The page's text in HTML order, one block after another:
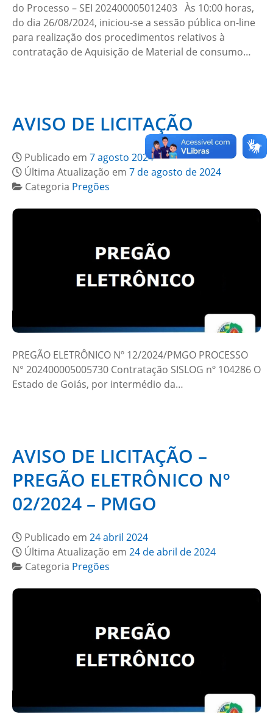
do Processo – SEI 202400005012403 Às 10:00 horas,
do dia 26/08/2024, iniciou-se a sessão pública on-line
para realização dos procedimentos relativos à
contratação de Aquisição de Material de consumo…
AVISO DE LICITAÇÃO
Publicado em 7 agosto 2024
Última Atualização em 7 de agosto de 2024
Categoria Pregões
PREGÃO ELETRÔNICO Nº 12/2024/PMGO PROCESSO
N° 202400005005730 Contratação SISLOG nº 104286 O
Estado de Goiás, por intermédio da…
AVISO DE LICITAÇÃO –
PREGÃO ELETRÔNICO Nº
02/2024 – PMGO
Publicado em 24 abril 2024
Última Atualização em 24 de abril de 2024
Categoria Pregões